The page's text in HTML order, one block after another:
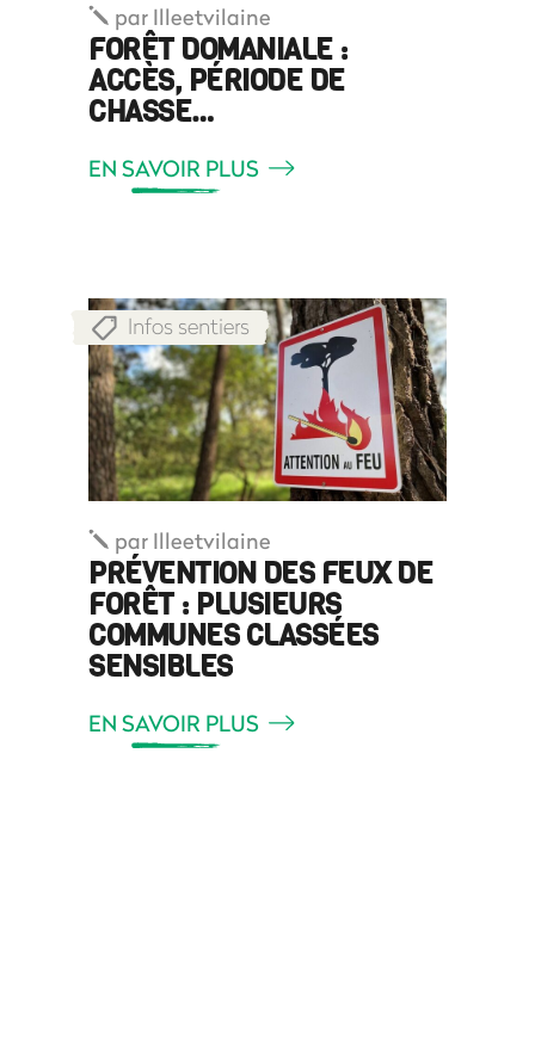
par Illeetvilaine
FORÊT DOMANIALE :
ACCÈS, PÉRIODE DE
CHASSE…
EN SAVOIR PLUS
Infos sentiers
par Illeetvilaine
PRÉVENTION DES FEUX DE
FORÊT : PLUSIEURS
COMMUNES CLASSÉES
SENSIBLES
EN SAVOIR PLUS